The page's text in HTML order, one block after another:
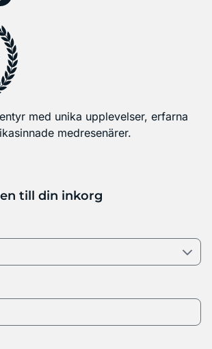
med unika upplevelser, erfarna
medresenärer.
till din inkorg